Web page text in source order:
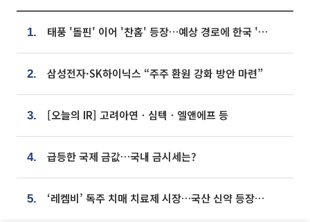
1. 태풍 '돌핀' 이어 '찬홈' 등장…예상 경로에 한국 '한숨'
2. 삼성전자·SK하이닉스 “주주 환원 강화 방안 마련”
3. [오늘의 IR] 고려아연ㆍ심텍ㆍ엘앤에프 등
4. 급등한 국제 금값…국내 금시세는?
5. ‘레켐비’ 독주 치매 치료제 시장…국산 신약 등장하나